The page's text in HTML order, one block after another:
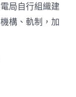
局自行組織建
構、軌制，加